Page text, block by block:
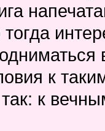
тогда
к
к